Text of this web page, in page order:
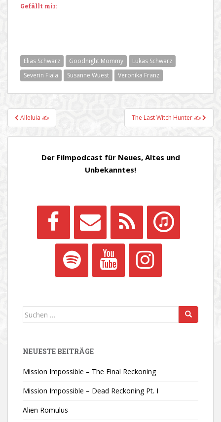
Gefällt mir:
Elias Schwarz Goodnight Mommy
Lukas Schwarz
Severin Fiala
Susanne Wuest Veronika Franz
Beitragsnavigation
Alleluia ✍ The Last Witch Hunter ✍
Der Filmpodcast für Neues, Altes und
Unbekanntes!
Suchen
NEUESTE BEITRÄGE
Mission Impossible – The Final Reckoning
Mission Impossible – Dead Reckoning Pt. I
Alien Romulus